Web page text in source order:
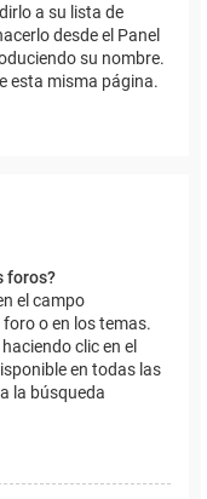
a su lista de
desde el Panel
su nombre.
esta misma página.
foros?
el campo
o en los temas.
clic en el
en todas las
la búsqueda